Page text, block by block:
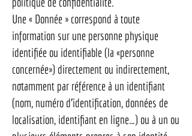
Une « Donnée » correspond à toute
information sur une personne physique
identifiée ou identifiable (la «personne
concernée») directement ou indirectement,
notamment par référence à un identifiant
(nom, numéro d’identification, données de
localisation, identifiant en ligne…) ou à un ou